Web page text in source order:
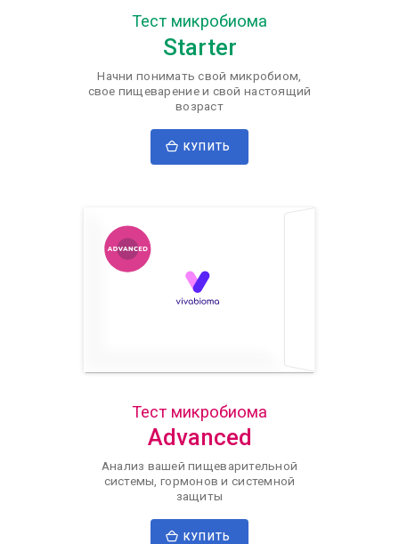
Тест микробиома
Starter
Начни понимать свой микробиом,
свое пищеварение и свой настоящий
возраст
КУПИТЬ
Тест микробиома
Advanced
Анализ вашей пищеварительной
системы, гормонов и системной
защиты
КУПИТЬ